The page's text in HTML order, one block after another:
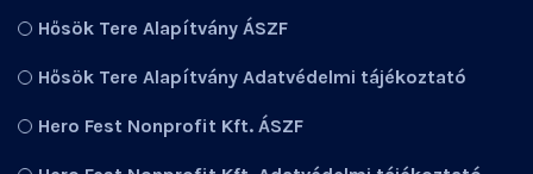
Hősök Tere Alapítvány ÁSZF
Hősök Tere Alapítvány Adatvédelmi tájékoztató
Hero Fest Nonprofit Kft. ÁSZF